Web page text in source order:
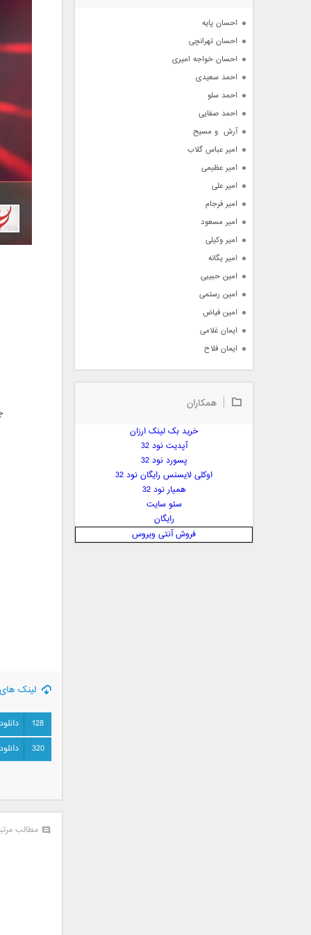
لینک
128
320
مطالب
احسان پایه
احسان تهرانچی
احسان خواجه امیری
احمد سعیدی
احمد سلو
احمد صفایی
آرش  و مسیح
امیر عباس گلاب
امیر عظیمی
امیر علی
امیر فرجام
امیر مسعود
امیر وکیلی
امیر یگانه
امین حبیبی
امین رستمی
امین فیاض
ایمان غلامی
ایمان فلاح
بابک جهانبخش
بابک مافی
بهنام صفوی
پارسا چیلیک
همکاران
خرید بک لینک ارزان
آپدیت نود 32
پسورد نود 32
اوکلی لایسنس رایگان نود 32
همیار نود 32
سئو سایت
رایگان
فروش آنتی ویروس